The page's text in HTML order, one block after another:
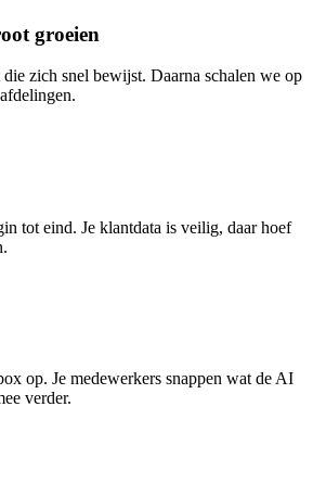
groeien
zich snel bewijst. Daarna schalen we op
tot eind. Je klantdata is veilig, daar hoef
op. Je medewerkers snappen wat de AI
verder.